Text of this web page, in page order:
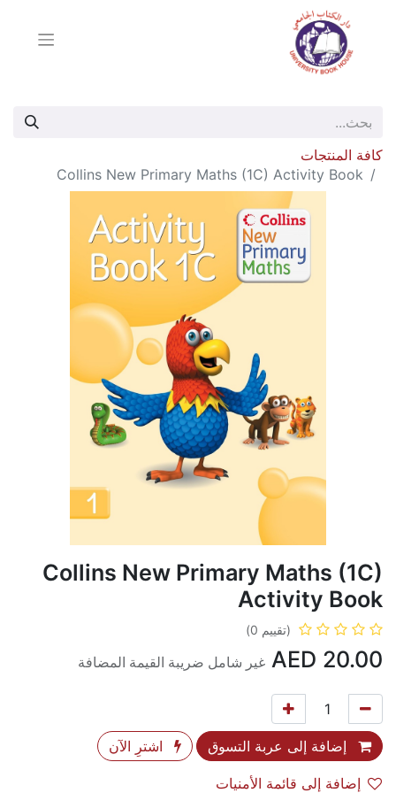
كافة المنتجات
Collins New Primary Maths (1C) Activity Book
Collins New Primary Maths (1C)
Activity Book
(تقييم 0)
20.00 غير شامل ضريبة القيمة المضافة
إضافة إلى عربة التسوق اشترِ الآن
إضافة إلى قائمة الأمنيات